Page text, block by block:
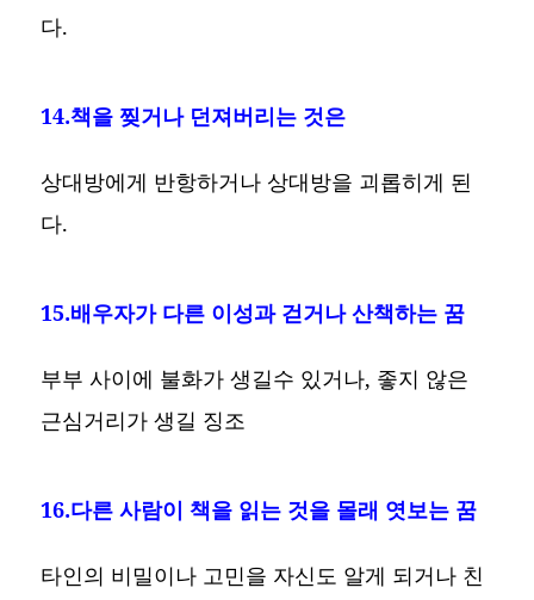
다.
14.책을 찢거나 던져버리는 것은
상대방에게 반항하거나 상대방을 괴롭히게 된
다.
15.배우자가 다른 이성과 걷거나 산책하는 꿈
부부 사이에 불화가 생길수 있거나, 좋지 않은
근심거리가 생길 징조
16.다른 사람이 책을 읽는 것을 몰래 엿보는 꿈
타인의 비밀이나 고민을 자신도 알게 되거나 친